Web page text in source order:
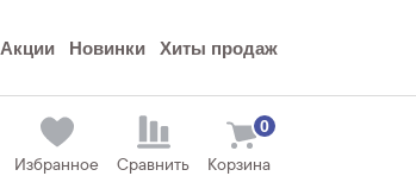
Акции Новинки Хиты продаж
Избранное Сравнить Корзина
0